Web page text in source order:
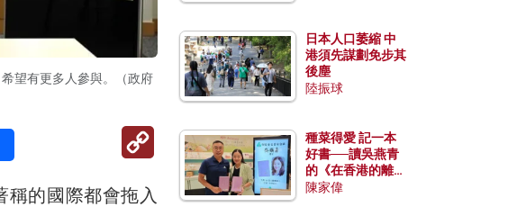
望有更多人參與。（政府
Copy
稱的國際都會拖入
日本人口萎縮 中
港須先謀劃免步其
後塵
陸振球
種菜得愛 記一本
好書──讀吳燕青
的《在香港的離島
種菜》
陳家偉